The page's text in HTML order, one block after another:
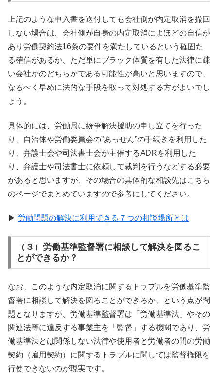
上記のような申入書を送付しても会社側が内定取消を撤回
しない場合は、会社側が自身の内定取消によほどの自信が
あり労働契約法16条の要件を満たしているという確固た
る確信があるか、ただ単にブラック体質を有した法律に疎
い会社かのどちらかである可能性が高いと思いますので、
なるべく早めに法的な手段を取って対処する方がよいでし
ょう。
具体的には、労働局に紛争解決援助の申し立てを行った
り、自治体や労働委員会の”あっせん”の手続きを利用した
り、弁護士会や司法書士会が主催するADRを利用した
り、弁護士や司法書士に依頼して裁判を行うなどする必要
があると思いますが、その場合の具体的な相談先はこちら
のページでまとめていますので参考にしてください。
▶ 労働問題の解決に利用できる７つの相談場所とは
（３）労働基準監督署に相談して解決を図るこ
とができるか？
なお、このような内定取消に関するトラブルを労働基準監
督署に相談して解決を図ることができるか、という点が問
題となりますが、労働基準監督署は「労働基準法」やその
関連法等に違反する事業主を「監督」する機関であり、労
働基準法とは関係しない法律や使用者と労働者の間の労働
契約（雇用契約）に関するトラブルに関しては監督権限を
行使できないのが現実です。